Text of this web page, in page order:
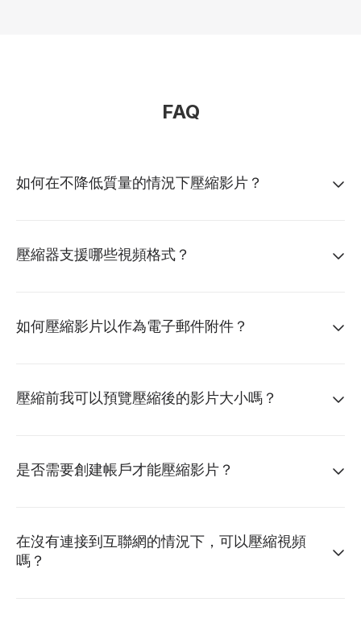
FAQ
如何在不降低質量的情況下壓縮影片？
壓縮器支援哪些視頻格式？
如何壓縮影片以作為電子郵件附件？
壓縮前我可以預覽壓縮後的影片大小嗎？
是否需要創建帳戶才能壓縮影片？
在沒有連接到互聯網的情況下，可以壓縮視頻
嗎？